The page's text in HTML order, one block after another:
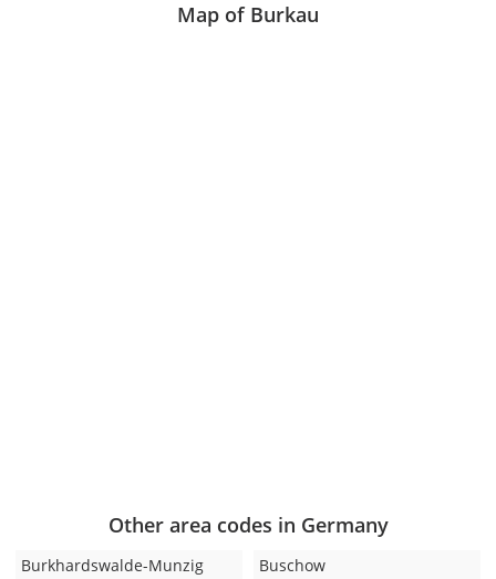
Map of Burkau
Other area codes in Germany
Burkhardswalde-Munzig Buschow